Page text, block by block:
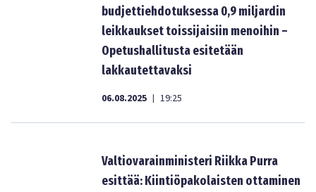
budjettiehdotuksessa 0,9 miljardin
leikkaukset toissijaisiin menoihin –
Opetushallitusta esitetään
lakkautettavaksi
06.08.2025 | 19:25
Valtiovarainministeri Riikka Purra
esittää: Kiintiöpakolaisten ottaminen